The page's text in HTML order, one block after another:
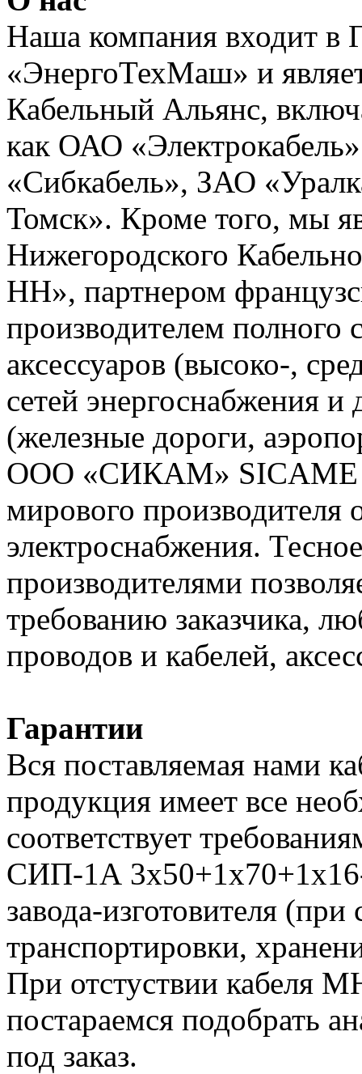
Наша компания входит в
«ЭнергоТехМаш» и
Кабельный Альянс,
как ОАО
«Сибкабель», ЗАО
Томск». Кроме того, мы
Нижегородского
НН», партнером
производителем полного
аксессуаров (высоко-,
сетей энергоснабжения
(железные дороги,
ООО «СИКАМ» SICAME
мирового производителя
электроснабжения.
производителями
требованию заказчика,
проводов и кабелей,
Гарантии
Вся поставляемая нами
продукция имеет все
соответствует
СИП-1А
завода-изготовителя
транспортировки,
При отстуствии
постараемся подобрать
под заказ.